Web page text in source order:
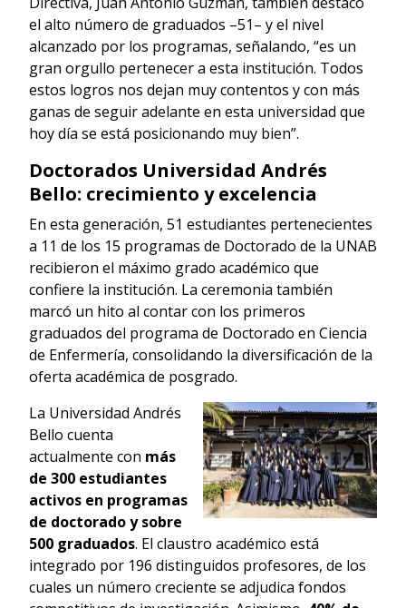
el alto número de graduados –51– y el nivel
alcanzado por los programas, señalando, “es un
gran orgullo pertenecer a esta institución. Todos
estos logros nos dejan muy contentos y con más
ganas de seguir adelante en esta universidad que
hoy día se está posicionando muy bien”.
Doctorados Universidad Andrés
Bello: crecimiento y excelencia
En esta generación, 51 estudiantes pertenecientes
a 11 de los 15 programas de Doctorado de la UNAB
recibieron el máximo grado académico que
confiere la institución. La ceremonia también
marcó un hito al contar con los primeros
graduados del programa de Doctorado en Ciencia
de Enfermería, consolidando la diversificación de la
oferta académica de posgrado.
La Universidad Andrés
Bello cuenta
actualmente con más
de 300 estudiantes
activos en programas
de doctorado y sobre
500 graduados. El claustro académico está
integrado por 196 distinguidos profesores, de los
cuales un número creciente se adjudica fondos